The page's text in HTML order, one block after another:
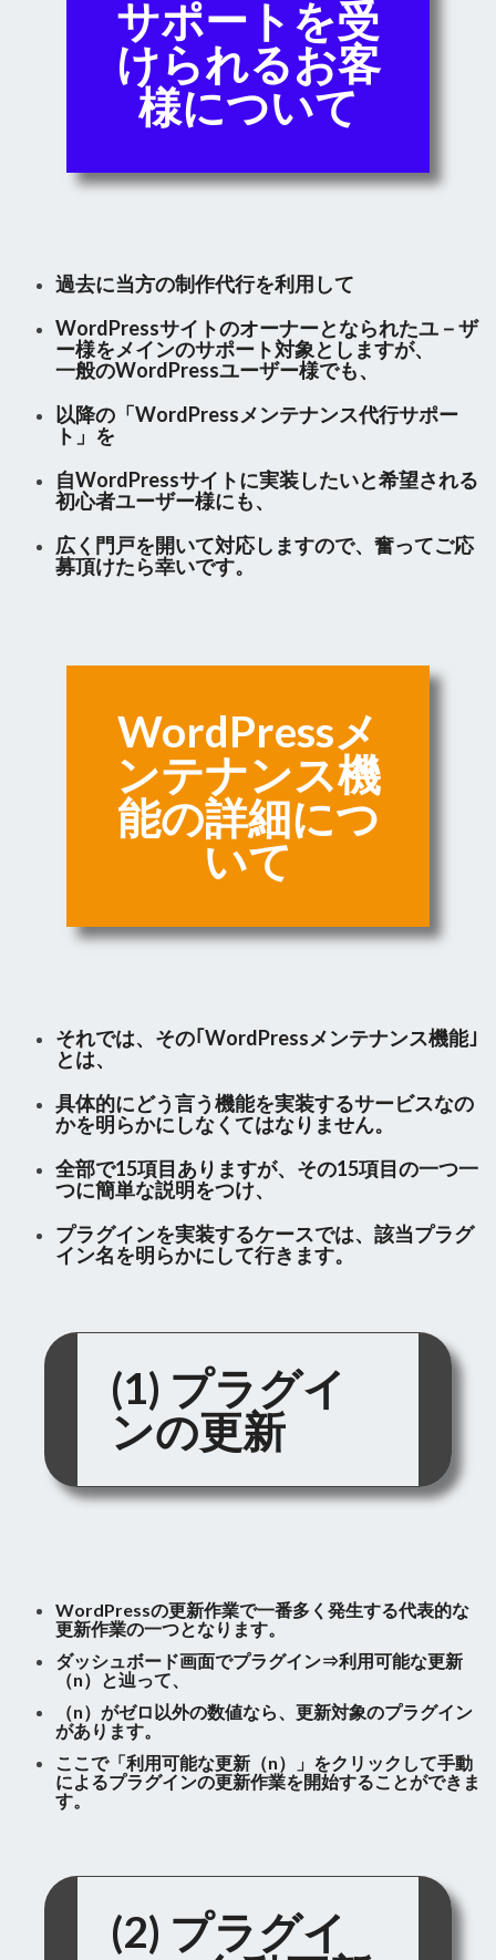
サポートを受
けられるお客
様について
過去に当方の制作代行を利用して
WordPressサイトのオーナーとなられたユ－ザ
ー様をメインのサポート対象としますが、
一般のWordPressユーザー様でも、
以降の「WordPressメンテナンス代行サポー
ト 」を
自WordPressサイトに実装したいと希望される
初心者ユーザー様にも、
広く門戸を開いて対応しますので、奮ってご応
募頂けたら幸いです。
WordPressメ
ンテナンス機
能の詳細につ
いて
それでは、その｢WordPressメンテナンス機能｣
とは、
具体的にどう言う機能を実装するサービスなの
かを明らかにしなくてはなりません。
全部で15項目ありますが、その15項目の一つ一
つに簡単な説明をつけ、
プラグインを実装するケースでは、該当プラグ
イン名を明らかにして行きます。
(1) プラグイ
ンの更新
WordPressの更新作業で一番多く発生する代表的な
更新作業の一つとなります。
ダッシュボード画面でプラグイン⇒利用可能な更新
（n）と辿って、
（n）がゼロ以外の数値なら、更新対象のプラグイン
があります。
ここで「利用可能な更新（n）」をクリックして手動
によるプラグインの更新作業を開始することができま
す。
(2) プラグイ